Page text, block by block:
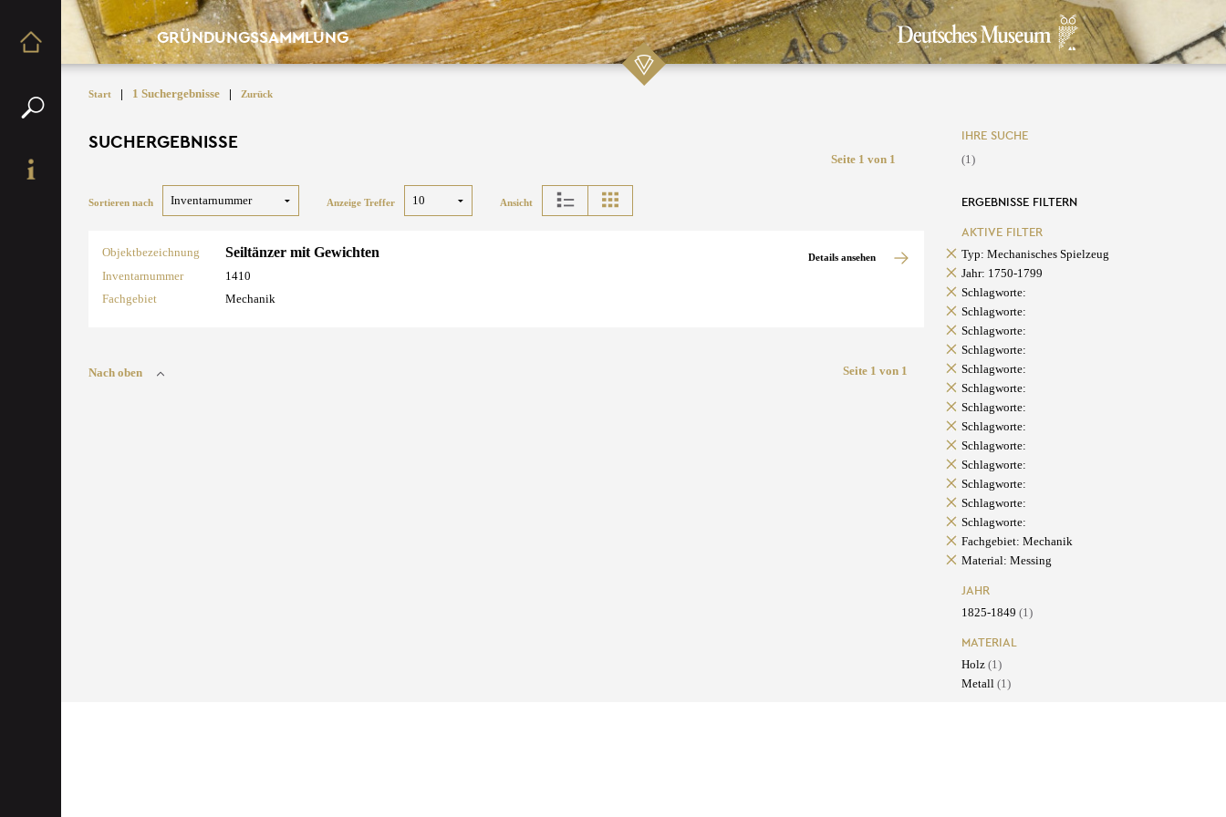
GRÜNDUNGSSAMMLUNG
Start | 1 Suchergebnisse | Zurück
SUCHERGEBNISSE
Seite 1 von 1
Sortieren nach Anzeige Treffer Ansicht
Objektbezeichnung Seiltänzer mit Gewichten
Inventarnummer
1410
Fachgebiet
Mechanik
Details ansehen
Nach oben Seite 1 von 1
IHRE SUCHE
(1)
ERGEBNISSE FILTERN
AKTIVE FILTER
Typ: Mechanisches Spielzeug
Jahr: 1750-1799
Schlagworte:
Schlagworte:
Schlagworte:
Schlagworte:
Schlagworte:
Schlagworte:
Schlagworte:
Schlagworte:
Schlagworte:
Schlagworte:
Schlagworte:
Schlagworte:
Schlagworte:
Fachgebiet: Mechanik
Material: Messing
JAHR
1825-1849 (1)
MATERIAL
Holz (1)
Metall (1)